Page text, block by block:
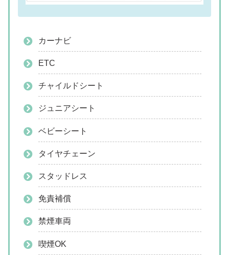
カーナビ
ETC
チャイルドシート
ジュニアシート
ベビーシート
タイヤチェーン
スタッドレス
免責補償
禁煙車両
喫煙OK